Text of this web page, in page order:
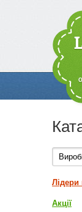
Лідери
Акції